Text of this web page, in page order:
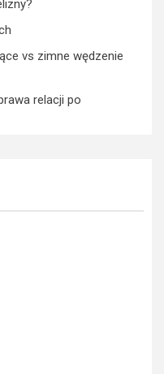
vs zimne wędzenie
relacji po